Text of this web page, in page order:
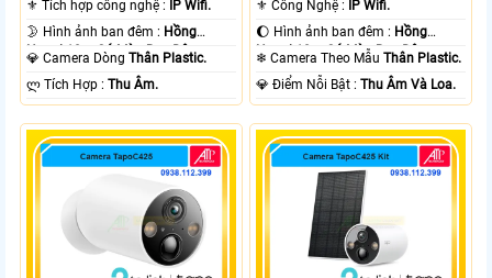
⚜️ Tích hợp công nghệ :
IP Wifi.
🌛 Hình ảnh ban đêm : Hồng
Ngoại 10m Có Màu Ban Ðêm.
💎 Camera DòngThân Plastic.
️ლ Tích Hợp :Thu Âm.
⚜️ Công Nghệ :
IP Wifi.
🌔 Hình ảnh ban đêm : Hồng
Ngoại 10m Có Màu Ban Ðêm.
❄ Camera Theo MẫuThân Plastic.
️💎 Điểm Nỗi Bật :Thu Âm Và Loa.